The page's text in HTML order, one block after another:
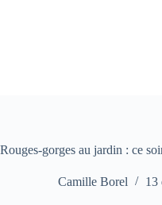
Rouges-gorges au jardin : ce
Camille Borel 13